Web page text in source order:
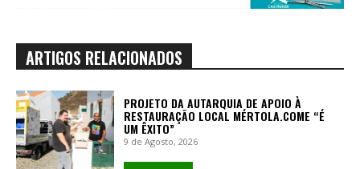
ARTIGOS RELACIONADOS
PROJETO DA AUTARQUIA DE APOIO À
RESTAURAÇÃO LOCAL MÉRTOLA.COME “É
UM ÊXITO”
9 de Agosto, 2026